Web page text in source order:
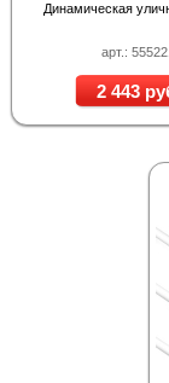
арт.:
Динамическая
2 443